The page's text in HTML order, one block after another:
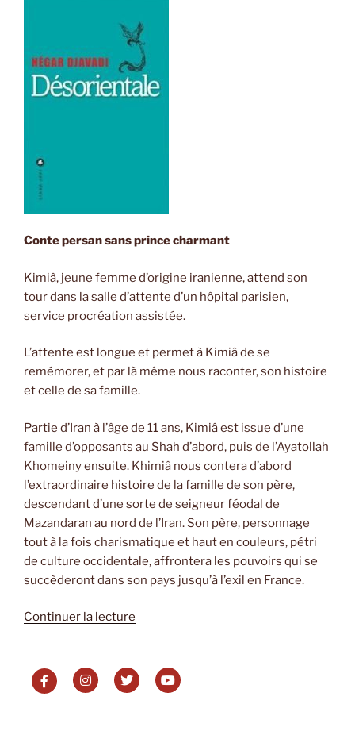
Conte persan sans prince charmant
Kimiâ, jeune femme d’origine iranienne, attend son
tour dans la salle d’attente d’un hôpital parisien,
service procréation assistée.
L’attente est longue et permet à Kimiâ de se
remémorer, et par là même nous raconter, son histoire
et celle de sa famille.
Partie d’Iran à l’âge de 11 ans, Kimiâ est issue d’une
famille d’opposants au Shah d’abord, puis de l’Ayatollah
Khomeiny ensuite. Khimiâ nous contera d’abord
l’extraordinaire histoire de la famille de son père,
descendant d’une sorte de seigneur féodal de
Mazandaran au nord de l’Iran. Son père, personnage
tout à la fois charismatique et haut en couleurs, pétri
de culture occidentale, affrontera les pouvoirs qui se
succèderont dans son pays jusqu’à l’exil en France.
Continuer la lecture
Négar
Djavadi »